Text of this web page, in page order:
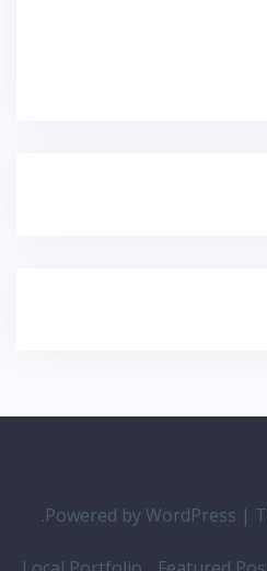
Powered by WordPress |